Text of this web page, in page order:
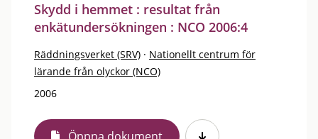
Skydd i hemmet : resultat från
enkätundersökningen : NCO 2006:4
Räddningsverket (SRV) · Nationellt centrum för
lärande från olyckor (NCO)
2006